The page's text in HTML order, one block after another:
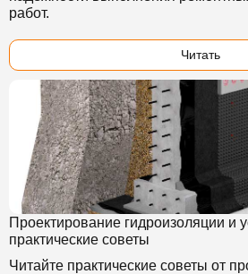
работ.
Читать
Проектирование гидроизоляции и
практические советы
Читайте практические советы от